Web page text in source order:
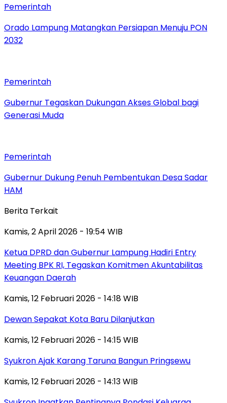
Pemerintah
Orado Lampung Matangkan Persiapan Menuju PON
2032
Pemerintah
Gubernur Tegaskan Dukungan Akses Global bagi
Generasi Muda
Pemerintah
Gubernur Dukung Penuh Pembentukan Desa Sadar
HAM
Berita Terkait
Kamis, 2 April 2026 - 19:54 WIB
Ketua DPRD dan Gubernur Lampung Hadiri Entry
Meeting BPK RI, Tegaskan Komitmen Akuntabilitas
Keuangan Daerah
Kamis, 12 Februari 2026 - 14:18 WIB
Dewan Sepakat Kota Baru Dilanjutkan
Kamis, 12 Februari 2026 - 14:15 WIB
Syukron Ajak Karang Taruna Bangun Pringsewu
Kamis, 12 Februari 2026 - 14:13 WIB